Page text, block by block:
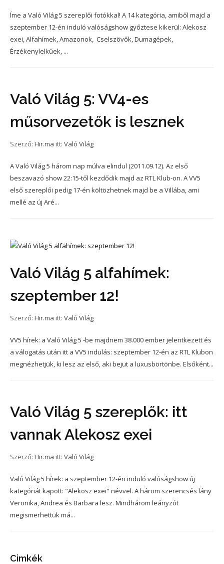
Íme a Való Világ 5 szereplői fotókkal! A 14 kategória, amiből majd a
szeptember 12-én induló valóságshow győztese kikerül: Alekosz
exei, Alfahímek, Amazonok, Cselszövők, Dumagépek,
Érzékenylelkűek, ...
Való Világ 5: VV4-es
műsorvezetők is lesznek
Szerző: Hir.ma itt: Való Világ
A Való Világ 5 három nap múlva elindul (2011.09.12). Az első
beszavazó show 22:15-től kezdődik majd az RTL Klub-on. A VV5
első szereplői pedig 17-én költözhetnek majd be a Villába, ami
mellé az új Aré...
Való Világ 5 alfahímek:
szeptember 12!
Szerző: Hir.ma itt: Való Világ
VV5 hírek: a Való Világ 5 -be majdnem 38.000 ember jelentkezett és
a válogatás után itt a VV5 indulás: szeptember 12-én az RTL Klubon
megnézhetjük, ki lesz az első, aki bejut a luxusbörtönbe. Elsőként...
Való Világ 5 szereplők: itt
vannak Alekosz exei
Szerző: Hir.ma itt: Való Világ
Való Világ 5 hírek: a szeptember 12-én induló valóságshow új
kategóriát kapott: "Alekosz exei" névvel. A három szerencsés lány
Veronika, Andrea és Barbara lesz. Mindhárom leányzót
megismerhettük má...
Cimkék